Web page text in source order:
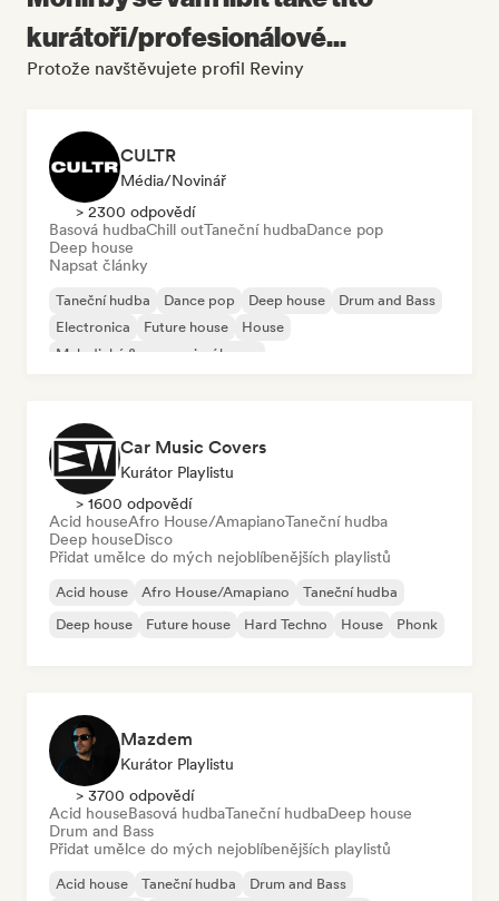
kurátoři/profesionálové...
Protože navštěvujete profil Reviny
CULTR
Média/novinář
> 2300 odpovědí
Basová hudbaChill outTaneční hudbaDance pop
Deep house
Napsat články
Taneční hudba Dance pop Deep house
Drum and Bass
Electronica
Future house
House
Melodický & progresivní house
Car Music Covers
Kurátor Playlistu
> 1600 odpovědí
Acid houseAfro House/AmapianoTaneční hudba
Deep houseDisco
Přidat umělce do mých nejoblíbenějších playlistů
Acid house Afro House/Amapiano
Taneční hudba
Deep house
Future house Hard Techno House Phonk
Mazdem
Kurátor Playlistu
> 3700 odpovědí
Acid houseBasová hudbaTaneční hudbaDeep house
Drum and Bass
Přidat umělce do mých nejoblíbenějších playlistů
Acid house Taneční hudba
Drum and Bass